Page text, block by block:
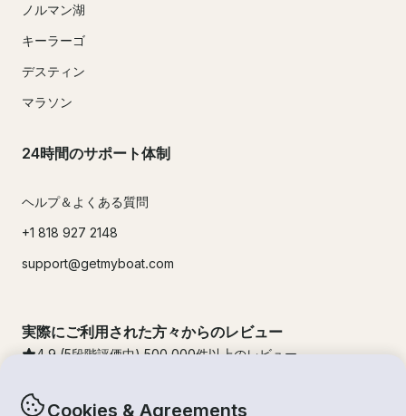
Cookies & Agreements
ノルマン湖
キーラーゴ
デスティン
マラソン
24時間のサポート体制
ヘルプ＆よくある質問
+1 818 927 2148
support@getmyboat.com
実際にご利用された方々からのレビュー
4.9 (5段階評価中) 500,000件以上のレビュー